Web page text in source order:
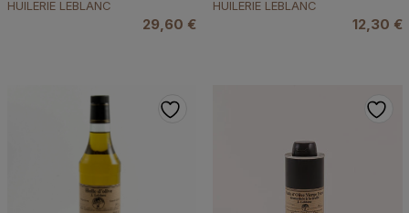
HUILERIE LEBLANC
29,60 €
HUILERIE LEBLANC
12,30 €